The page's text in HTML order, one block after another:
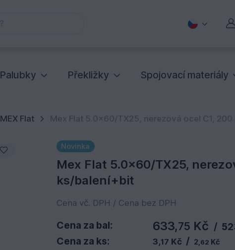
Palubky Překližky Spojovací materiály
MEX Flat Mex Flat 5.0x60/TX25, nerezová ocel C1,
Novinka
Mex Flat 5.0x60/TX25,
ks/balení+bit
Cena vč. DPH / Cena bez DPH
Cena za bal: 633,75 Kč /
Cena za ks:
3,17 Kč / 2,62 Kč